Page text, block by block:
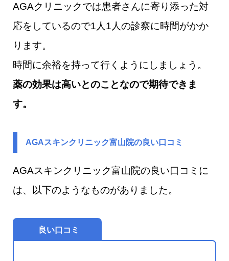
AGAクリニックでは患者さんに寄り添った対
応をしているので1人1人の診察に時間がかか
ります。
時間に余裕を持って行くようにしましょう。
薬の効果は高いとのことなので期待できま
す。
AGAスキンクリニック富山院の良い口コミ
AGAスキンクリニック富山院​の良い口コミに
は、以下のようなものがありました。
良い口コミ